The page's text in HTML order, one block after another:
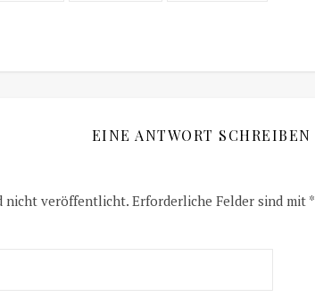
EINE ANTWORT SCHREIBEN
nicht veröffentlicht. Erforderliche Felder sind mit *